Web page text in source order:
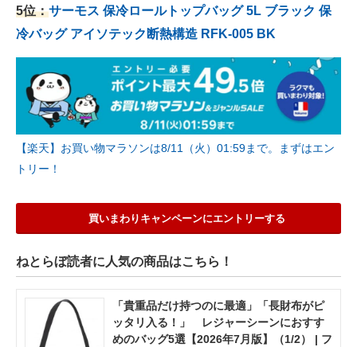
5位：サーモス 保冷ロールトップバッグ 5L ブラック 保
冷バッグ アイソテック断熱構造 RFK-005 BK
【楽天】お買い物マラソンは8/11（火）01:59まで。まずはエン
トリー！
買いまわりキャンペーンにエントリーする
ねとらぼ読者に人気の商品はこちら！
「貴重品だけ持つのに最適」「長財布がピ
ッタリ入る！」 レジャーシーンにおすす
めのバッグ5選【2026年7月版】（1/2） | フ